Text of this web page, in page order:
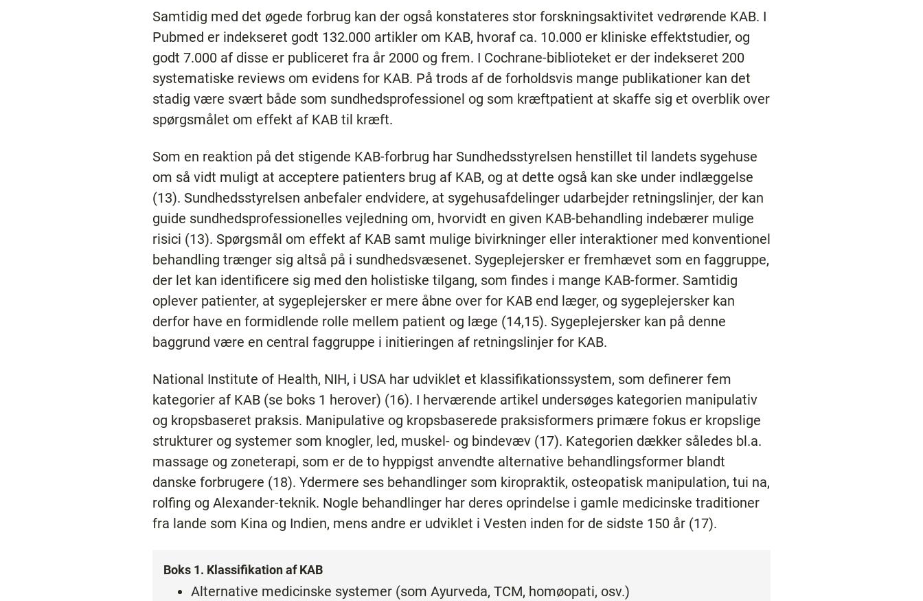
Samtidig med det øgede forbrug kan der også konstateres stor forskningsaktivitet vedrørende KAB. I
Pubmed er indekseret godt 132.000 artikler om KAB, hvoraf ca. 10.000 er kliniske effektstudier, og
godt 7.000 af disse er publiceret fra år 2000 og frem. I Cochrane-biblioteket er der indekseret 200
systematiske reviews om evidens for KAB. På trods af de forholdsvis mange publikationer kan det
stadig være svært både som sundhedsprofessionel og som kræftpatient at skaffe sig et overblik over
spørgsmålet om effekt af KAB til kræft.
Som en reaktion på det stigende KAB-forbrug har Sundhedsstyrelsen henstillet til landets sygehuse
om så vidt muligt at acceptere patienters brug af KAB, og at dette også kan ske under indlæggelse
(13). Sundhedsstyrelsen anbefaler endvidere, at sygehusafdelinger udarbejder retningslinjer, der kan
guide sundhedsprofessionelles vejledning om, hvorvidt en given KAB-behandling indebærer mulige
risici (13). Spørgsmål om effekt af KAB samt mulige bivirkninger eller interaktioner med konventionel
behandling trænger sig altså på i sundhedsvæsenet. Sygeplejersker er fremhævet som en faggruppe,
der let kan identificere sig med den holistiske tilgang, som findes i mange KAB-former. Samtidig
oplever patienter, at sygeplejersker er mere åbne over for KAB end læger, og sygeplejersker kan
derfor have en formidlende rolle mellem patient og læge (14,15). Sygeplejersker kan på denne
baggrund være en central faggruppe i initieringen af retningslinjer for KAB.
National Institute of Health, NIH, i USA har udviklet et klassifikationssystem, som definerer fem
kategorier af KAB (se boks 1 herover) (16). I herværende artikel undersøges kategorien manipulativ
og kropsbaseret praksis. Manipulative og kropsbaserede praksisformers primære fokus er kropslige
strukturer og systemer som knogler, led, muskel- og bindevæv (17). Kategorien dækker således bl.a.
massage og zoneterapi, som er de to hyppigst anvendte alternative behandlingsformer blandt
danske forbrugere (18). Ydermere ses behandlinger som kiropraktik, osteopatisk manipulation, tui na,
rolfing og Alexander-teknik. Nogle behandlinger har deres oprindelse i gamle medicinske traditioner
fra lande som Kina og Indien, mens andre er udviklet i Vesten inden for de sidste 150 år (17).
Boks 1. Klassifikation af KAB
Alternative medicinske systemer (som Ayurveda, TCM, homøopati, osv.)